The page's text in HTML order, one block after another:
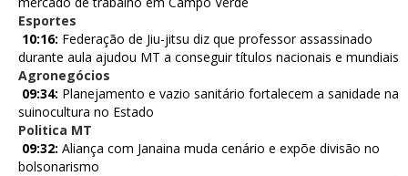
Esportes
10:16: Federação de Jiu-jitsu diz que professor assassinado
durante aula ajudou MT a conseguir títulos nacionais e mundiais
Agronegócios
09:34: Planejamento e vazio sanitário fortalecem a sanidade na
suinocultura no Estado
Politica MT
09:32: Aliança com Janaina muda cenário e expõe divisão no
bolsonarismo